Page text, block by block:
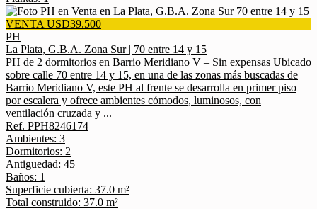
VENTA USD39.500
PH
La Plata, G.B.A. Zona Sur | 70 entre 14 y 15
PH de 2 dormitorios en Barrio Meridiano V – Sin expensas Ubicado
sobre calle 70 entre 14 y 15, en una de las zonas más buscadas de
Barrio Meridiano V, este PH al frente se desarrolla en primer piso
por escalera y ofrece ambientes cómodos, luminosos, con
ventilación cruzada y ...
Ref. PPH8246174
Ambientes: 3
Dormitorios: 2
Antiguedad: 45
Baños: 1
Superficie cubierta: 37.0 m²
Total construido: 37.0 m²